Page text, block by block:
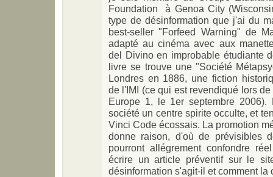
Foundation à Genoa City
type de désinformation que j'ai du
best-seller "Forfeed Warning" de
adapté au cinéma avec aux
del Divino en improbable étudiante
livre se trouve une "Société
Londres en 1886, une fiction
de l'IMI (ce qui est revendiqué lors
Europe 1, le 1er septembre
société un centre spirite occulte, et
Vinci Code écossais. La promotion
donne raison, d'où de prévisibles
pourront allégrement confondre
écrire un article préventif sur le
désinformation s'agit-il et comment la